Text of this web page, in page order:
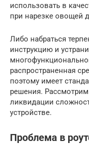
использовать в
при нарезке овощей
Либо набраться
инструкцию и
распространенная
поэтому имеет
решения.
ликвидации
устройстве.
Проблема в